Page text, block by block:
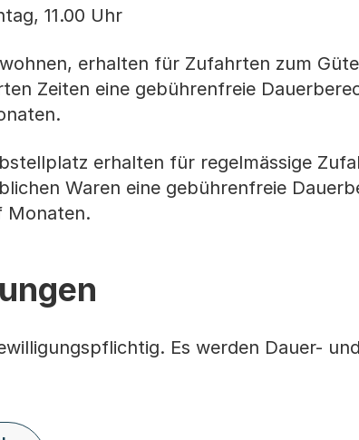
11.00 Uhr
erhalten für Zufahrten zum
Zeiten eine gebührenfreie
erhalten für regelmässige
Waren eine gebührenfreie
Monaten.
Es werden Dauer- und